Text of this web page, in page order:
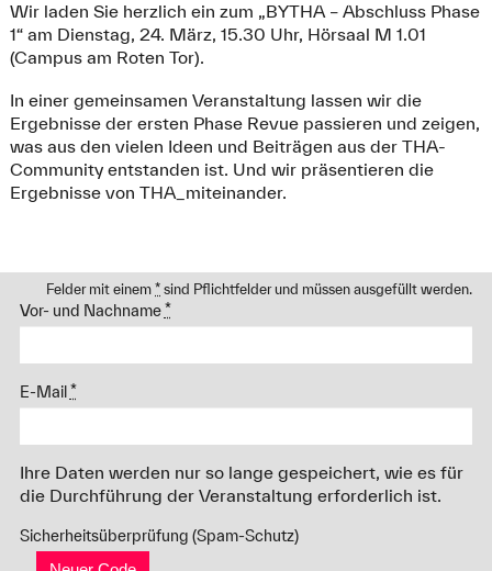
Wir laden Sie herzlich ein zum „BYTHA – Abschluss Phase
1“ am Dienstag, 24. März, 15.30 Uhr, Hörsaal M 1.01
(Campus am Roten Tor).
In einer gemeinsamen Veranstaltung lassen wir die
Ergebnisse der ersten Phase Revue passieren und zeigen,
was aus den vielen Ideen und Beiträgen aus der THA-
Community entstanden ist. Und wir präsentieren die
Ergebnisse von THA_miteinander.
Felder mit einem* sind Pflichtfelder und müssen ausgefüllt werden.
Vor- und Nachname*
E-Mail *
Ihre Daten werden nur so lange gespeichert, wie es für
die Durchführung der Veranstaltung erforderlich ist.
Sicherheitsüberprüfung (Spam-Schutz)